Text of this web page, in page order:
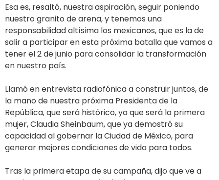
Esa es, resaltó, nuestra aspiración, seguir poniendo
nuestro granito de arena, y tenemos una
responsabilidad altísima los mexicanos, que es la de
salir a participar en esta próxima batalla que vamos a
tener el 2 de junio para consolidar la transformación
en nuestro país.
Llamó en entrevista radiofónica a construir juntos, de
la mano de nuestra próxima Presidenta de la
República, que será histórico, ya que será la primera
mujer, Claudia Sheinbaum, que ya demostró su
capacidad al gobernar la Ciudad de México, para
generar mejores condiciones de vida para todos.
Tras la primera etapa de su campaña, dijo que ve a